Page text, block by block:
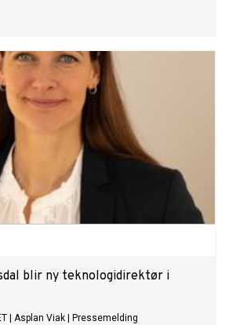
blir ny teknologidirektør i
Asplan Viak Pressemelding